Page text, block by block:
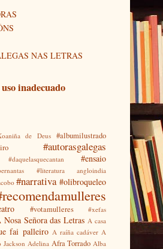
NAS LETRAS
inadecuado
de Deus
#albumilustrado
#autorasgalegas
#daquelasquecantan #ensaio
#literatura angloindia
#narrativa #olibroqueleo
#votamulleres
#xefas
Nosa Señora das Letras A casa
fai palleiro A raíña cadáver A
Jackson Adelina Afra Torrado Alba